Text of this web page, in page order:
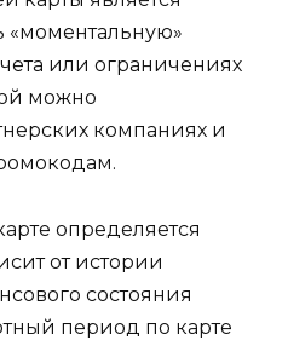
«моментальную»
или ограничениях
можно
компаниях и
определяется
от истории
состояния
период по карте